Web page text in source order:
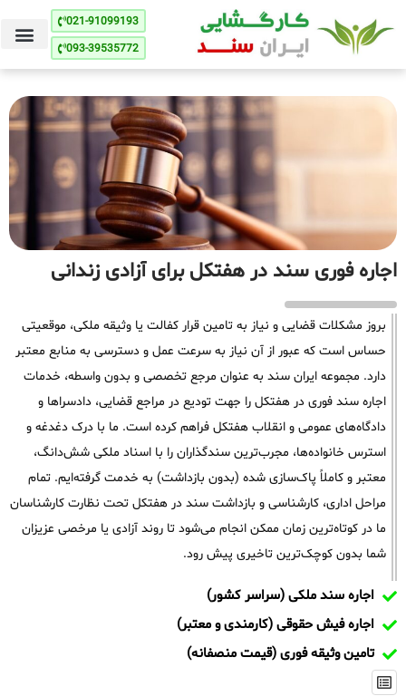
021-91099193
093-39535772
اجاره فوری سند در هفتکل برای آزادی زندانی
بروز مشکلات قضایی و نیاز به تامین قرار کفالت یا وثیقه ملکی، موقعیتی
حساس است که عبور از آن نیاز به سرعت عمل و دسترسی به منابع معتبر
دارد. مجموعه ایران سند به عنوان مرجع تخصصی و بدون واسطه، خدمات
اجاره سند فوری در هفتکل را جهت تودیع در مراجع قضایی، دادسراها و
دادگاه‌های عمومی و انقلاب هفتکل فراهم کرده است. ما با درک دغدغه و
استرس خانواده‌ها، مجرب‌ترین سندگذاران را با اسناد ملکی شش‌دانگ،
معتبر و کاملاً پاک‌سازی شده (بدون بازداشت) به خدمت گرفته‌ایم. تمام
مراحل اداری، کارشناسی و بازداشت سند در هفتکل تحت نظارت کارشناسان
ما در کوتاه‌ترین زمان ممکن انجام می‌شود تا روند آزادی یا مرخصی عزیزان
شما بدون کوچک‌ترین تاخیری پیش رود.
اجاره سند ملکی (سراسر کشور)
اجاره فیش حقوقی (کارمندی و معتبر)
تامین وثیقه فوری (قیمت منصفانه)